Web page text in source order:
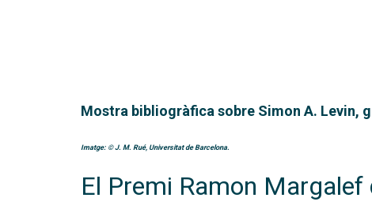
Mostra bibliogràfica sobre Simon A. Levin,
Imatge: ©J. M. Rué, Universitat de Barcelona.
El Premi Ramon Margalef